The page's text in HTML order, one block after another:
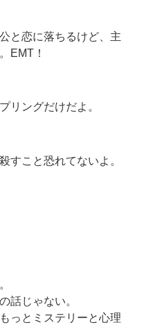
と恋に落ちるけど、主
EMT！
リングだけだよ。
すこと恐れてないよ。
話じゃない。
っとミステリーと心理